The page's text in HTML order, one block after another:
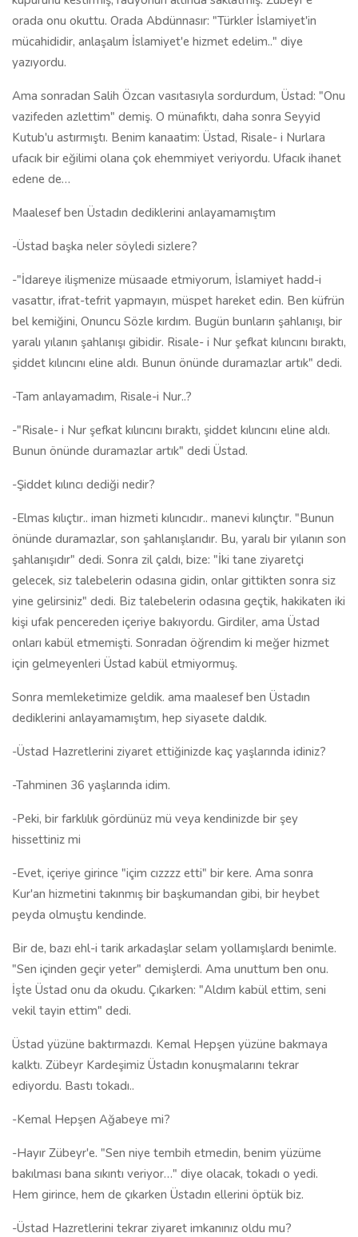
orada onu okuttu. Orada Abdünnasır: "Türkler İslamiyet'in
mücahididir, anlaşalım İslamiyet'e hizmet edelim.." diye
yazıyordu.
Ama sonradan Salih Özcan vasıtasıyla sordurdum, Üstad: "Onu
vazifeden azlettim" demiş. O münafıktı, daha sonra Seyyid
Kutub'u astırmıştı. Benim kanaatim: Üstad, Risale- i Nurlara
ufacık bir eğilimi olana çok ehemmiyet veriyordu. Ufacık ihanet
edene de…
Maalesef ben Üstadın dediklerini anlayamamıştım
-Üstad başka neler söyledi sizlere?
-"İdareye ilişmenize müsaade etmiyorum, İslamiyet hadd-i
vasattır, ifrat-tefrit yapmayın, müspet hareket edin. Ben küfrün
bel kemiğini, Onuncu Sözle kırdım. Bugün bunların şahlanışı, bir
yaralı yılanın şahlanışı gibidir. Risale- i Nur şefkat kılıncını bıraktı,
şiddet kılıncını eline aldı. Bunun önünde duramazlar artık" dedi.
-Tam anlayamadım, Risale-i Nur..?
-"Risale- i Nur şefkat kılıncını bıraktı, şiddet kılıncını eline aldı.
Bunun önünde duramazlar artık" dedi Üstad.
-Şiddet kılıncı dediği nedir?
-Elmas kılıçtır.. iman hizmeti kılıncıdır.. manevi kılınçtır. "Bunun
önünde duramazlar, son şahlanışlarıdır. Bu, yaralı bir yılanın son
şahlanışıdır" dedi. Sonra zil çaldı, bize: "İki tane ziyaretçi
gelecek, siz talebelerin odasına gidin, onlar gittikten sonra siz
yine gelirsiniz" dedi. Biz talebelerin odasına geçtik, hakikaten iki
kişi ufak pencereden içeriye bakıyordu. Girdiler, ama Üstad
onları kabül etmemişti. Sonradan öğrendim ki meğer hizmet
için gelmeyenleri Üstad kabül etmiyormuş.
Sonra memleketimize geldik. ama maalesef ben Üstadın
dediklerini anlayamamıştım, hep siyasete daldık.
-Üstad Hazretlerini ziyaret ettiğinizde kaç yaşlarında idiniz?
-Tahminen 36 yaşlarında idim.
-Peki, bir farklılık gördünüz mü veya kendinizde bir şey
hissettiniz mi
-Evet, içeriye girince "içim cızzzz etti" bir kere. Ama sonra
Kur'an hizmetini takınmış bir başkumandan gibi, bir heybet
peyda olmuştu kendinde.
Bir de, bazı ehl-i tarik arkadaşlar selam yollamışlardı benimle.
"Sen içinden geçir yeter" demişlerdi. Ama unuttum ben onu.
İşte Üstad onu da okudu. Çıkarken: "Aldım kabül ettim, seni
vekil tayin ettim" dedi.
Üstad yüzüne baktırmazdı. Kemal Hepşen yüzüne bakmaya
kalktı. Zübeyr Kardeşimiz Üstadın konuşmalarını tekrar
ediyordu. Bastı tokadı..
-Kemal Hepşen Ağabeye mi?
-Hayır Zübeyr'e. "Sen niye tembih etmedin, benim yüzüme
bakılması bana sıkıntı veriyor…" diye olacak, tokadı o yedi.
Hem girince, hem de çıkarken Üstadın ellerini öptük biz.
-Üstad Hazretlerini tekrar ziyaret imkanınız oldu mu?